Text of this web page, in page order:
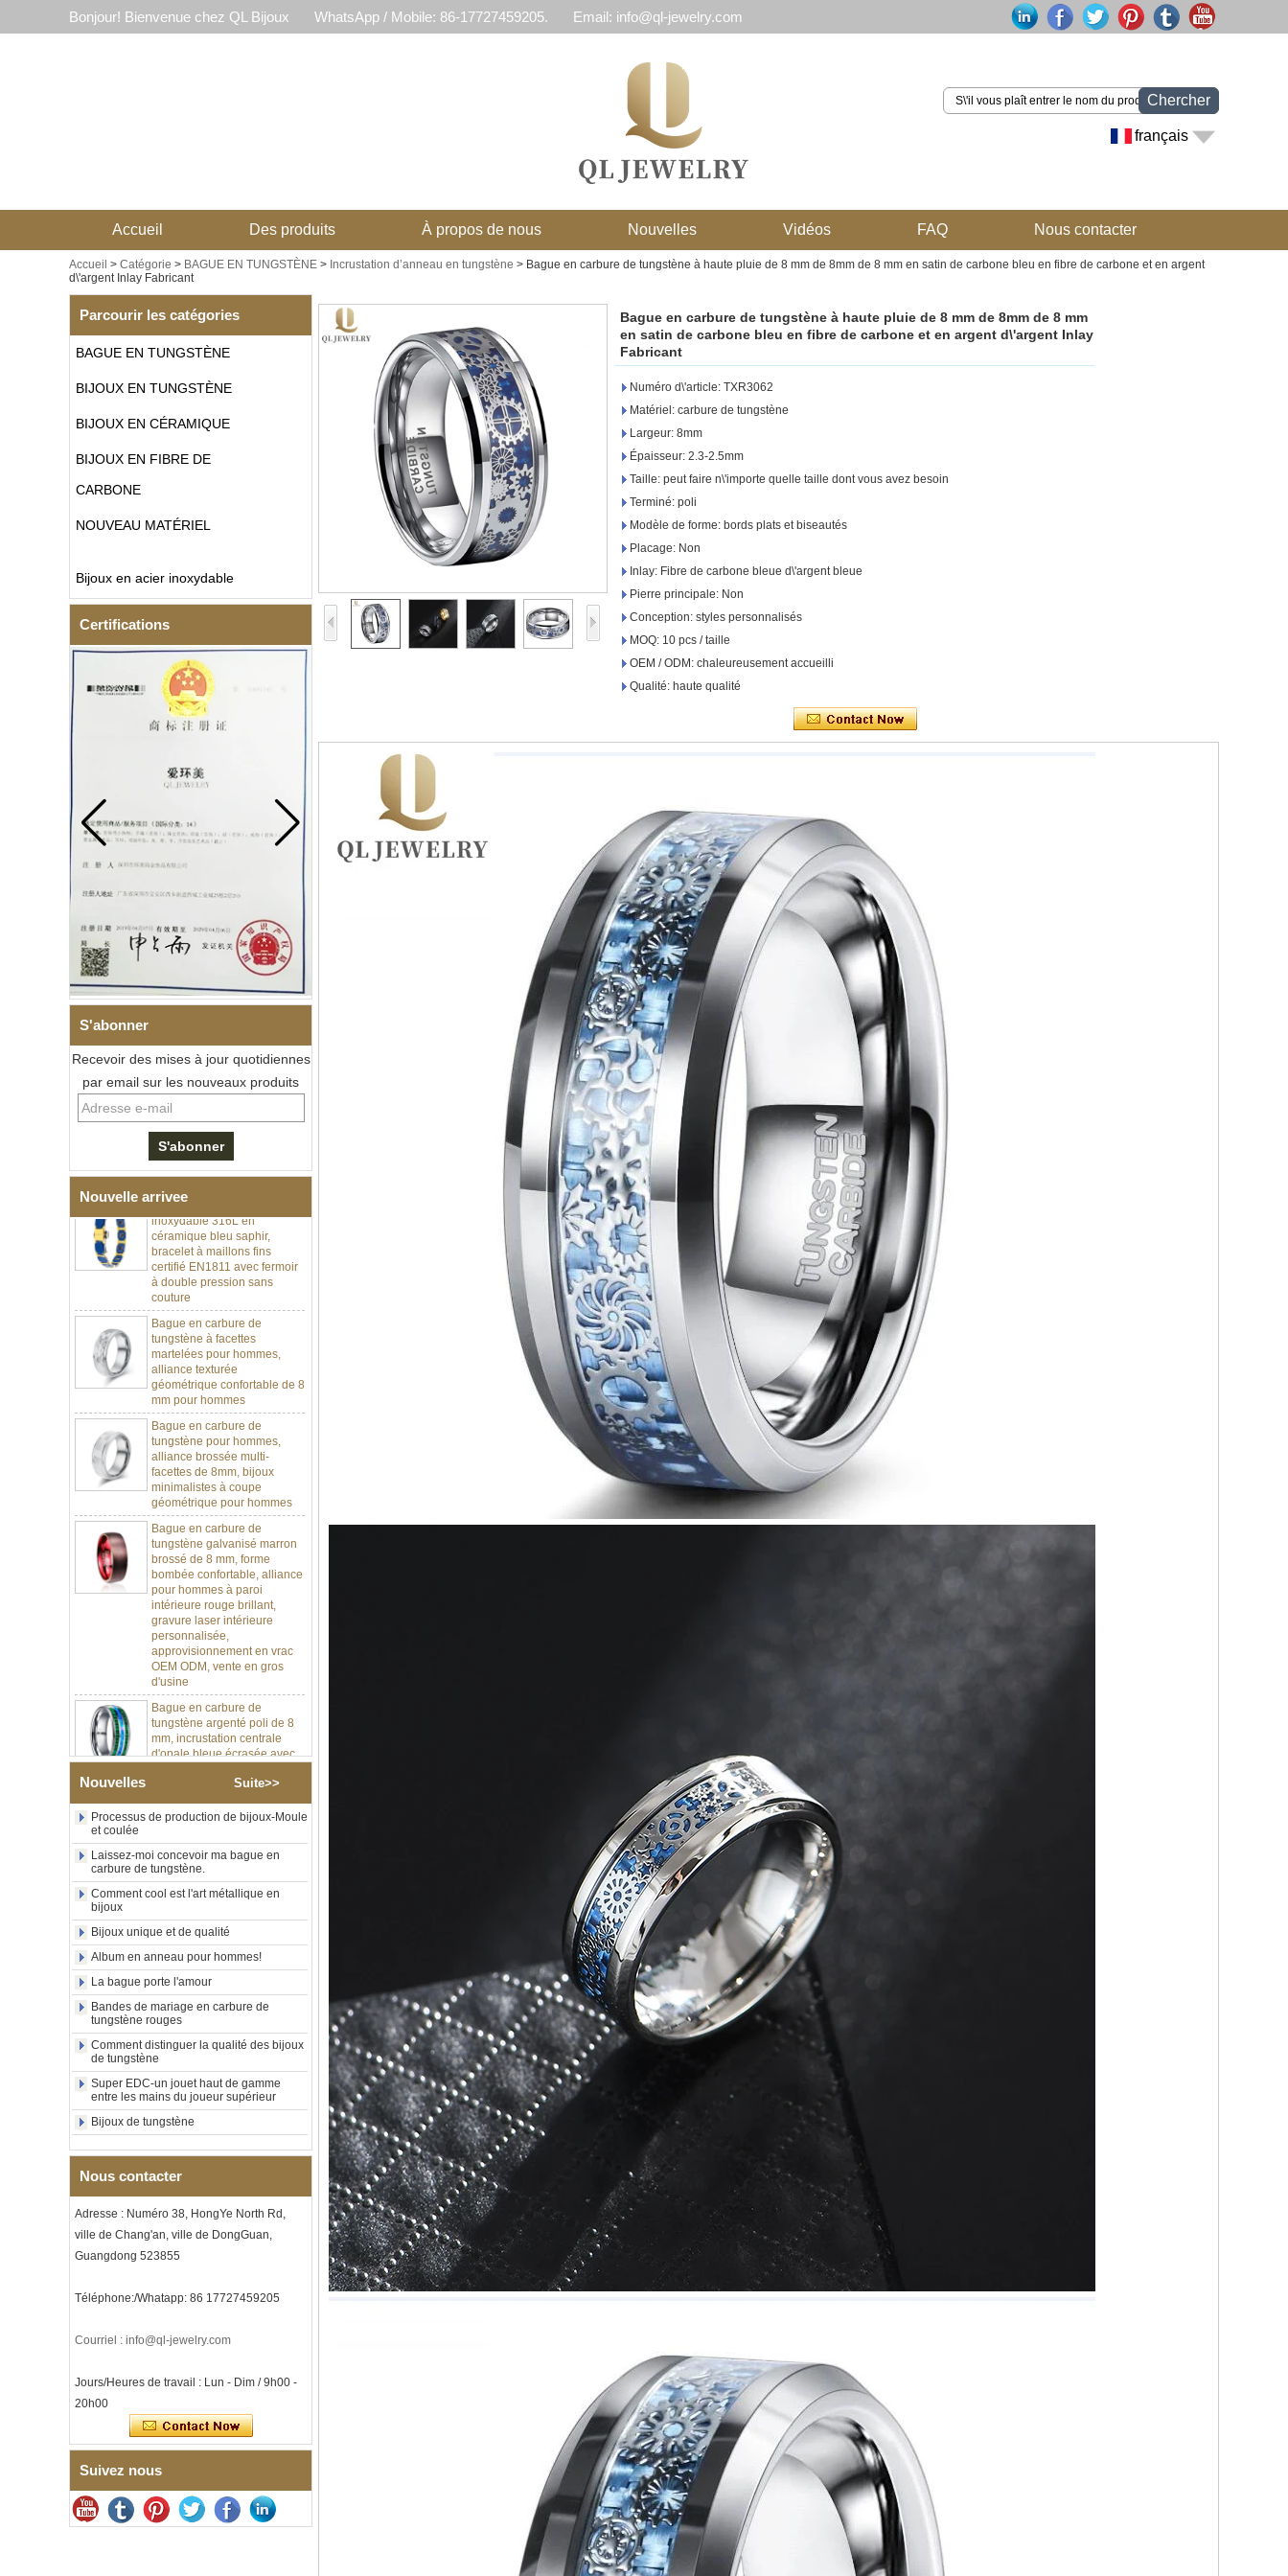
Bonjour! Bienvenue chez QL Bijoux WhatsApp / Mobile: 86-17727459205. Email: info@ql-jewelry.com
Chercher
français
Accueil Des produits À propos de nous Nouvelles Vidéos FAQ Nous contacter
Accueil > Catégorie > BAGUE EN TUNGSTÈNE > Incrustation d’anneau en tungstène > Bague en carbure de tungstène à haute pluie de 8 mm de 8mm de 8 mm en satin de carbone bleu en fibre de carbone et en argent
d\'argent Inlay Fabricant
Parcourir les catégories
BAGUE EN TUNGSTÈNE
BIJOUX EN TUNGSTÈNE
BIJOUX EN CÉRAMIQUE
BIJOUX EN FIBRE DE
CARBONE
NOUVEAU MATÉRIEL
Bijoux en acier inoxydable
Certifications
S'abonner
Recevoir des mises à jour quotidiennes
par email sur les nouveaux produits
Nouvelle arrivee
inoxydable 304 en
céramique de zircone noire
pour hommes, fermoir
déployant à double poussée
316L, bracelet à maillons
thérapeutiques avec pierres
magnétiques et germanium
intégrées
Bracelet pour femme en acier
inoxydable 316L en
bracelet à maillons fins
certifié EN1811 avec fermoir
à double pression sans
couture
Bague en carbure de
tungstène à facettes
martelées pour hommes,
alliance texturée
géométrique confortable de 8
mm pour hommes
Bague en carbure de
tungstène pour hommes,
alliance brossée multi-
facettes de 8mm, bijoux
minimalistes à coupe
géométrique pour hommes
Bague en carbure de
tungstène galvanisé marron
brossé de 8 mm, forme
bombée confortable, alliance
pour hommes à paroi
intérieure rouge brillant,
gravure laser intérieure
personnalisée,
approvisionnement en vrac
OEM ODM, vente en gros
d'usine
Bague en carbure de
tungstène argenté poli de 8
mm, incrustation centrale
d'opale bleue écrasée avec
bande de malachite
synthétique, alliance pour
hommes, gravure laser
intérieure personnalisée,
approvisionnement en vrac
OEM ODM, vente en gros
Bague en carbure de
tungstène avec chevalière
carrée polie noire,
motif croisé en coquille
d'ormeau, bague de
déclaration religieuse pour
hommes, gravure intérieure
personnalisée,
approvisionnement en vrac
OEM ODM, vente en
Bague en carbure de
tungstène plaqué or rose de
8 mm, corde de guitare rouge
et incrustation d'opale
écrasée, alliance pour
hommes sur le thème de la
musique, gravure laser
intérieure personnalisée,
OEM ODM, vente en gros d'
Bracelet à maillons I en acier
inoxydable 304 en
céramique de zircone noire
pour hommes, fermoir
thérapeutiques avec pierres
céramique bleu saphir,
certifié EN1811 avec fermoir
à double pression sans
couture
Bague en carbure de
martelées pour hommes,
alliance texturée
Nouvelles Suite>>
Processus de production de bijoux-Moule
et coulée
Laissez-moi concevoir ma bague en
carbure de tungstène.
Comment cool est l'art métallique en
bijoux
Bijoux unique et de qualité
Album en anneau pour hommes!
La bague porte l'amour
Bandes de mariage en carbure de
tungstène rouges
Comment distinguer la qualité des bijoux
de tungstène
Super EDC-un jouet haut de gamme
entre les mains du joueur supérieur
Bijoux de tungstène
Nous contacter
Adresse : Numéro 38, HongYe North Rd,
ville de Chang'an, ville de DongGuan,
Guangdong 523855
Téléphone:/Whatapp: 86 17727459205
Courriel : info@ql-jewelry.com
Jours/Heures de travail : Lun - Dim / 9h00 -
20h00
Suivez nous
Bague en carbure de tungstène à haute pluie de 8 mm de 8mm de 8 mm
en satin de carbone bleu en fibre de carbone et en argent d\'argent Inlay
Fabricant
Numéro d\'article: TXR3062
Matériel: carbure de tungstène
Largeur: 8mm
Épaisseur: 2.3-2.5mm
Taille: peut faire n\'importe quelle taille dont vous avez besoin
Terminé: poli
Modèle de forme: bords plats et biseautés
Placage: Non
Inlay: Fibre de carbone bleue d\'argent bleue
Pierre principale: Non
Conception: styles personnalisés
MOQ: 10 pcs / taille
OEM / ODM: chaleureusement accueilli
Qualité: haute qualité